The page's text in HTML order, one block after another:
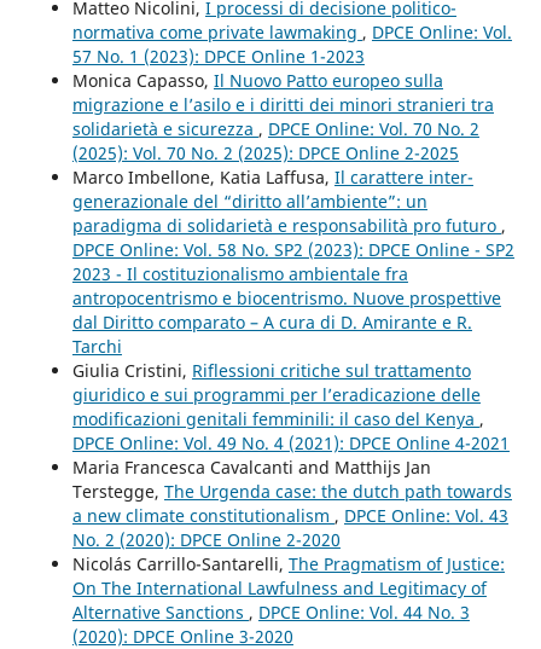
Matteo Nicolini, I processi di decisione politico-
normativa come private lawmaking , DPCE Online: Vol.
57 No. 1 (2023): DPCE Online 1-2023
Monica Capasso, Il Nuovo Patto europeo sulla
migrazione e l’asilo e i diritti dei minori stranieri tra
solidarietà e sicurezza , DPCE Online: Vol. 70 No. 2
(2025): Vol. 70 No. 2 (2025): DPCE Online 2-2025
Marco Imbellone, Katia Laffusa, Il carattere inter-
generazionale del “diritto all’ambiente”: un
paradigma di solidarietà e responsabilità pro futuro ,
DPCE Online: Vol. 58 No. SP2 (2023): DPCE Online - SP2
2023 - Il costituzionalismo ambientale fra
antropocentrismo e biocentrismo. Nuove prospettive
dal Diritto comparato – A cura di D. Amirante e R.
Tarchi
Giulia Cristini, Riflessioni critiche sul trattamento
giuridico e sui programmi per l’eradicazione delle
modificazioni genitali femminili: il caso del Kenya ,
DPCE Online: Vol. 49 No. 4 (2021): DPCE Online 4-2021
Maria Francesca Cavalcanti and Matthijs Jan
Terstegge, The Urgenda case: the dutch path towards
a new climate constitutionalism , DPCE Online: Vol. 43
No. 2 (2020): DPCE Online 2-2020
Nicolás Carrillo-Santarelli, The Pragmatism of Justice:
On The International Lawfulness and Legitimacy of
Alternative Sanctions , DPCE Online: Vol. 44 No. 3
(2020): DPCE Online 3-2020